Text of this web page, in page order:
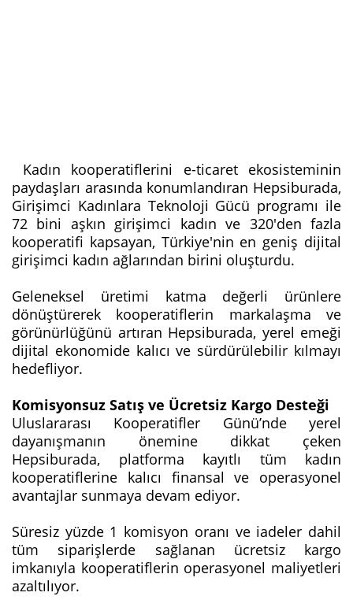
Kadın kooperatiflerini e-ticaret ekosisteminin
paydaşları arasında konumlandıran Hepsiburada,
Girişimci Kadınlara Teknoloji Gücü programı ile
72 bini aşkın girişimci kadın ve 320'den fazla
kooperatifi kapsayan, Türkiye'nin en geniş dijital
girişimci kadın ağlarından birini oluşturdu.
Geleneksel üretimi katma değerli ürünlere
dönüştürerek kooperatiflerin markalaşma ve
görünürlüğünü artıran Hepsiburada, yerel emeği
dijital ekonomide kalıcı ve sürdürülebilir kılmayı
hedefliyor.
Komisyonsuz Satış ve Ücretsiz Kargo Desteği
Uluslararası Kooperatifler Günü’nde yerel
dayanışmanın önemine dikkat çeken
Hepsiburada, platforma kayıtlı tüm kadın
kooperatiflerine kalıcı finansal ve operasyonel
avantajlar sunmaya devam ediyor.
Süresiz yüzde 1 komisyon oranı ve iadeler dahil
tüm siparişlerde sağlanan ücretsiz kargo
imkanıyla kooperatiflerin operasyonel maliyetleri
azaltılıyor.